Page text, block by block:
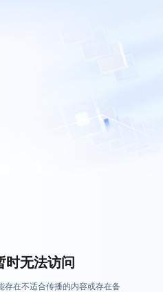
时无法访问
存在不适合传播的内容或存在备